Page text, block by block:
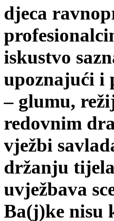
djeca
iskustvo
upoznajući i
– glumu,
redovnim
vježbi
držanju
uvježbava
Ba(j)ke nisu